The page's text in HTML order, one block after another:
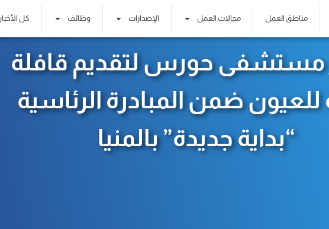
مناطق العمل مجالات العمل الإصدارات وظائف كل الأخبار
مستشفى حورس لتقديم قافلة
ضمن المبادرة الرئاسية
“بداية جديدة” بالمنيا